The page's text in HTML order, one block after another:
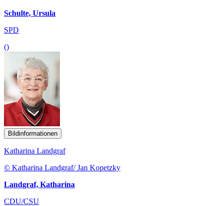
Schulte, Ursula
SPD
()
Bildinformationen
Katharina Landgraf
© Katharina Landgraf/ Jan Kopetzky
Landgraf, Katharina
CDU/CSU